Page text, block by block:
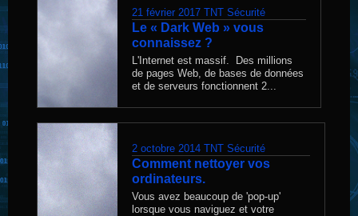
21 février 2017 TNT Sécurité
Le « Dark Web » vous
connaissez ?
L'Internet est massif. Des millions
de pages Web, de bases de données
et de serveurs fonctionnent 2...
2 octobre 2014 TNT Sécurité
Comment nettoyer vos
ordinateurs.
Vous avez beaucoup de 'pop-up'
lorsque vous naviguez et votre